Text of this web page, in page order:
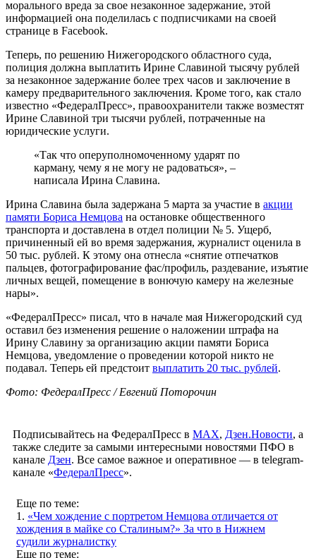
морального вреда за свое незаконное задержание, этой
информацией она поделилась с подписчиками на своей
странице в Facebook.
Теперь, по решению Нижегородского областного суда,
полиция должна выплатить Ирине Славиной тысячу рублей
за незаконное задержание более трех часов и заключение в
камеру предварительного заключения. Кроме того, как стало
известно «ФедералПресс», правоохранители также возместят
Ирине Славиной три тысячи рублей, потраченные на
юридические услуги.
«Так что оперуполномоченному ударят по
карману, чему я не могу не радоваться», –
написала Ирина Славина.
Ирина Славина была задержана 5 марта за участие в акции
памяти Бориса Немцова на остановке общественного
транспорта и доставлена в отдел полиции № 5. Ущерб,
причиненный ей во время задержания, журналист оценила в
50 тыс. рублей. К этому она отнесла «снятие отпечатков
пальцев, фотографирование фас/профиль, раздевание, изъятие
личных вещей, помещение в вонючую камеру на железные
нары».
«ФедералПресс» писал, что в начале мая Нижегородский суд
оставил без изменения решение о наложении штрафа на
Ирину Славину за организацию акции памяти Бориса
Немцова, уведомление о проведении которой никто не
подавал. Теперь ей предстоит выплатить 20 тыс. рублей.
Фото: ФедералПресс / Евгений Поторочин
Подписывайтесь на ФедералПресс в МАХ, Дзен.Новости, а
также следите за самыми интересными новостями ПФО в
канале Дзен. Все самое важное и оперативное — в telegram-
канале «ФедералПресс».
Еще по теме:
1. «Чем хождение с портретом Немцова отличается от
хождения в майке со Сталиным?» За что в Нижнем
судили журналистку
Еще по теме: